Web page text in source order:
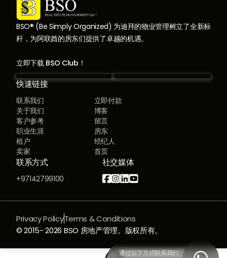
BSO® (Be Simply Organized) 为迪拜的物业管理树立了全新标
杆，为阿联酋的房东们提供了卓越的机遇。
立即下载 BSO Club！
快速链接
联系我们
立即付款
关于我们
博客
客户参考
留言
职业生涯
房东
租户
经纪人
卖家
首页
联系方式
+97142799100
社交媒体

© 2015-2026 BSO 房地产管理。版权所有。
Privacy PolicyTerms & Conditions
通过以下方式联系我们